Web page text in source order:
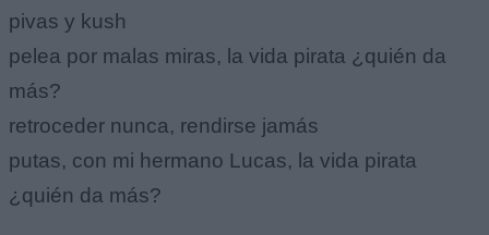
pivas y kush
pelea por malas miras, la vida pirata ¿quién da
más?
retroceder nunca, rendirse jamás
putas, con mi hermano Lucas, la vida pirata
¿quién da más?